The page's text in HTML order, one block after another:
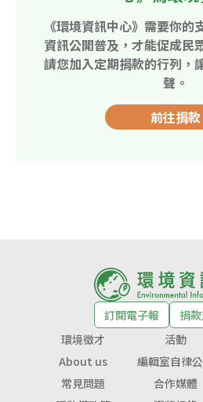
《環境資訊中心》需要你的
資訊公開普及，才能促成民
請您加入定期捐款的行列，
聲。
前往捐款
訂閱電子報
捐
環境徵才
活動
About us
編輯室自律
常見問題
合作媒體